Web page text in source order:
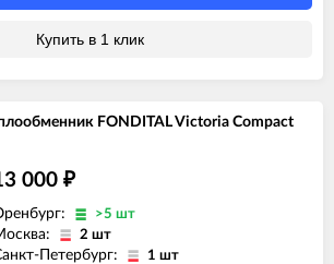
Купить в 1 клик
FONDITAL Victoria Compact
000 ₽
>5 шт
2 шт
Петербург: 1 шт